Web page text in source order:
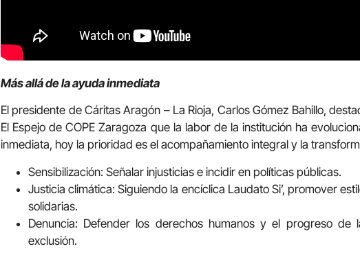
Más allá de la ayuda inmediata
El presidente de Cáritas Aragón – La Rioja, Carlos Gómez Bahillo,
El Espejo de COPE Zaragoza que la labor de la institución ha
inmediata, hoy la prioridad es el acompañamiento integral y la
Sensibilización: Señalar injusticias e incidir en políticas públicas.
Justicia climática: Siguiendo la encíclica Laudato Si’, promover
solidarias.
Denuncia: Defender los derechos humanos y el progreso de
exclusión.